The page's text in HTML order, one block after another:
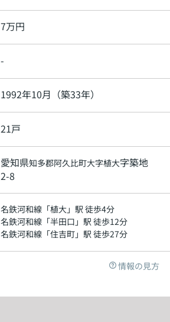
7万円
-
1992年10月（築33年）
21戸
愛知県知多郡阿久比町大字植大字築地
2-8
名鉄河和線 「植大」駅 徒歩4分
名鉄河和線 「半田口 」駅 徒歩12分
名鉄河和線 「住吉町」駅 徒歩27分
情報の見方